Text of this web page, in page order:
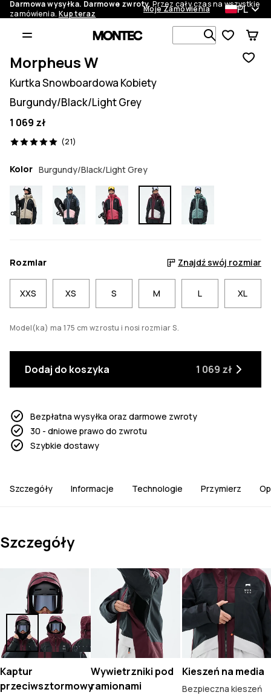
Darmowa wysyłka. Darmowe zwroty. Przez cały czas na wszystkie
zamówienia. Kup teraz Moje Zamówienia PL
Szukaj w 1
Morpheus W
Kurtka Snowboardowa Kobiety
Burgundy/Black/Light Grey
1 069 zł
(21)
21 recenzje, 5/5
Kolor Burgundy/Black/Light Grey
Rozmiar Znajdź swój rozmiar
XXS XS S M L XL
Model(ka) ma 175 cm wzrostu i nosi rozmiar S.
Dodaj do koszyka 1 069 zł
Bezpłatna wysyłka oraz darmowe zwroty
30 - dniowe prawo do zwrotu
Szybkie dostawy
Szczegóły Informacje Technologie Przymierz
Szczegóły
Kaptur
przeciwsztormowy
Wywietrzniki pod
ramionami
Kieszeń na media
Bezpieczna kieszeń